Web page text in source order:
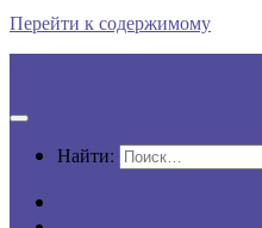
Перейти к содержимому
Найти: